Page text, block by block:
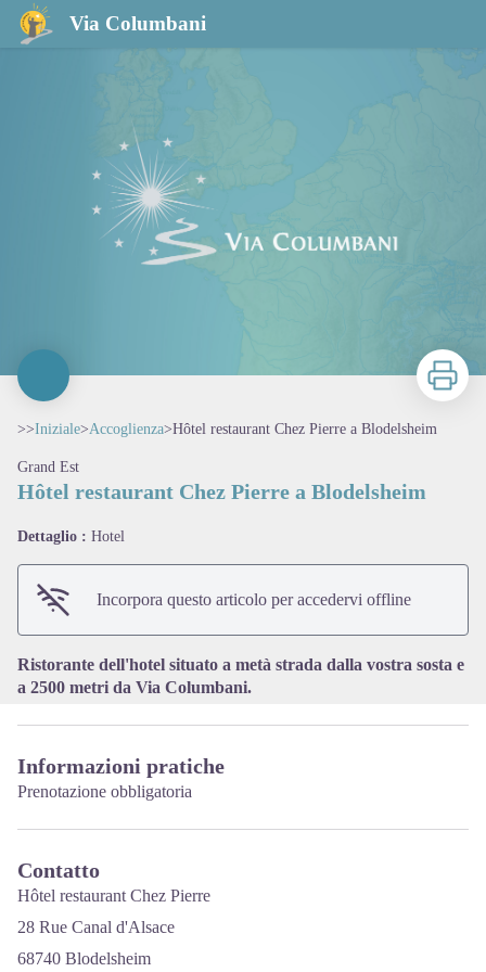
Via Columbani
Hôtel restaurant Chez Pierre a Blodelsheim
Stampa
>>Iniziale>Accoglienza>Hôtel restaurant Chez Pierre a Blodelsheim
Grand Est
Hôtel restaurant Chez Pierre a Blodelsheim
Dettaglio : Hotel
Incorpora questo articolo per accedervi offline
Ristorante dell'hotel situato a metà strada dalla vostra sosta e
a 2500 metri da Via Columbani.
Informazioni pratiche
Prenotazione obbligatoria
Contatto
Hôtel restaurant Chez Pierre
28 Rue Canal d'Alsace
68740 Blodelsheim